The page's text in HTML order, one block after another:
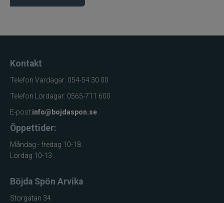
Oavsett erfarenhetsnivå eller intresseområde ger
mest för stunden.
En trygg present som alltid känns genomtänkt.
Produktfördelar
Ger full frihet att välja
Passar alla typer av fiskare
Enkel och smidig presentlösning
Kontakt
Telefon Vardagar: 054-54 30 00
Telefon Lördagar: 0565-711 600
E-post:info@bojdaspon.se
Öppettider:
Måndag - fredag 10-18
Lördag 10-13
Böjda Spön Arvika
Storgatan 34